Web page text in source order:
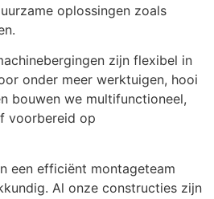
oplossingen zoals
zijn flexibel in
onder meer werktuigen, hooi
bouwen we multifunctioneel,
voorbereid op
een efficiënt montageteam
Al onze constructies zijn